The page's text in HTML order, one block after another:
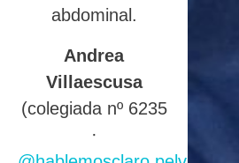
abdominal.
Andrea
Villaescusa
(colegiada nº 6235
·